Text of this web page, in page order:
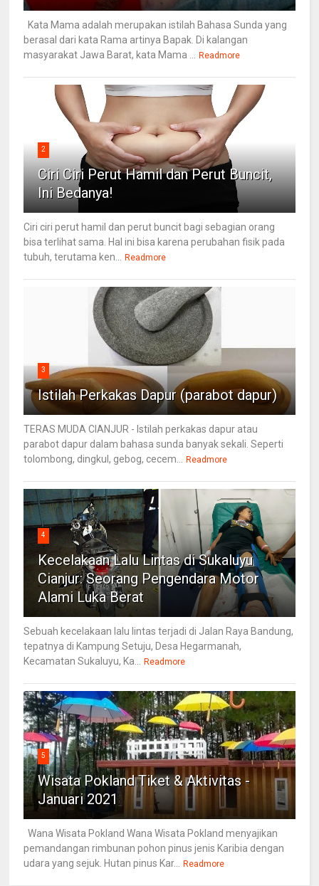
Kata Mama adalah merupakan istilah Bahasa Sunda yang
berasal dari kata Rama artinya Bapak. Di kalangan
masyarakat Jawa Barat, kata Mama ...
Readmore
2
Ciri Ciri Perut Hamil dan Perut Buncit,
Ini Bedanya!
Ciri ciri perut hamil dan perut buncit bagi sebagian orang
bisa terlihat sama. Hal ini bisa karena perubahan fisik pada
tubuh, terutama ken...
Readmore
3
Istilah Perkakas Dapur (parabot dapur)
TERAS MUDA CIANJUR - Istilah perkakas dapur atau
parabot dapur dalam bahasa sunda banyak sekali. Seperti
tolombong, dingkul, gebog, cecem...
Readmore
4
Kecelakaan Lalu Lintas di Sukaluyu
Cianjur: Seorang Pengendara Motor
Alami Luka Berat
Sebuah kecelakaan lalu lintas terjadi di Jalan Raya Bandung,
tepatnya di Kampung Setuju, Desa Hegarmanah,
Kecamatan Sukaluyu, Ka...
Readmore
5
Wisata Pokland Tiket & Aktivitas -
Januari 2021
Wana Wisata Pokland Wana Wisata Pokland menyajikan
pemandangan rimbunan pohon pinus jenis Karibia dengan
udara yang sejuk. Hutan pinus Kar...
Readmore